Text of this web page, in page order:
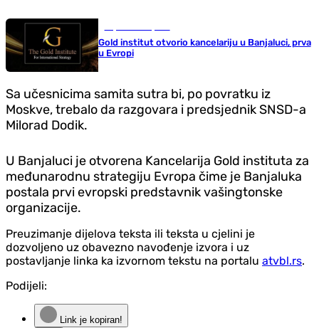
Gold institut otvorio kancelariju u Banjaluci, prva
u Evropi
Sa učesnicima samita sutra bi, po povratku iz
Moskve, trebalo da razgovara i predsjednik SNSD-a
Milorad Dodik.
U Banjaluci je otvorena Kancelarija Gold instituta za
međunarodnu strategiju Evropa čime je Banjaluka
postala prvi evropski predstavnik vašingtonske
organizacije.
Preuzimanje dijelova teksta ili teksta u cjelini je
dozvoljeno uz obavezno navođenje izvora i uz
postavljanje linka ka izvornom tekstu na portalu atvbl.rs.
Podijeli:
Link je kopiran!